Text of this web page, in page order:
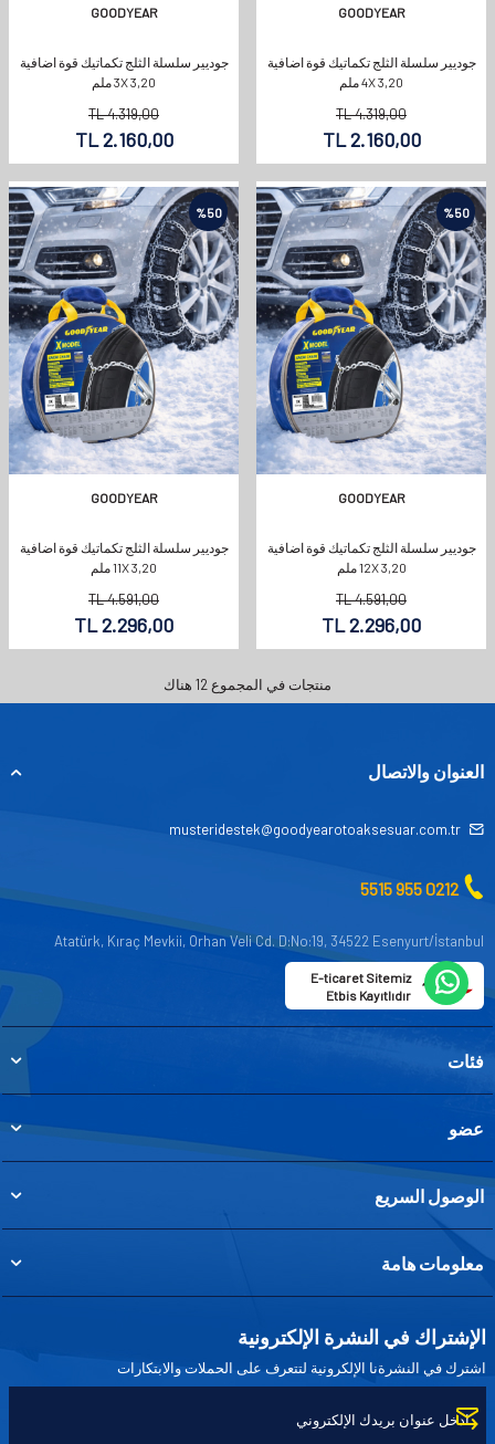
GOODYEAR
جوديير سلسلة الثلج تكماتيك قوة اضافية
4X 3,20 ملم
4.319,00
TL
2.160,00
TL
GOODYEAR
جوديير سلسلة الثلج تكماتيك قوة اضافية
3X 3,20 ملم
4.319,00
TL
2.160,00
TL
%50
GOODYEAR
جوديير سلسلة الثلج تكماتيك قوة اضافية
12X 3,20 ملم
4.591,00
TL
2.296,00
TL
%50
GOODYEAR
جوديير سلسلة الثلج تكماتيك قوة اضافية
11X 3,20 ملم
4.591,00
TL
2.296,00
TL
منتجات في المجموع 12 هناك
العنوان والاتصال
musteridestek@goodyearotoaksesuar.com.tr
0212 955 5515
Atatürk, Kıraç Mevkii, Orhan Veli Cd. D:No:19, 34522 Esenyurt/İstanbul
E-ticaret Sitemiz
Etbis Kayıtlıdır
فئات
عضو
الوصول السريع
معلومات هامة
الإشتراك في النشرة الإلكترونية
اشترك في النشرةنا الإلكرونية لتتعرف على الحملات والابتكارات